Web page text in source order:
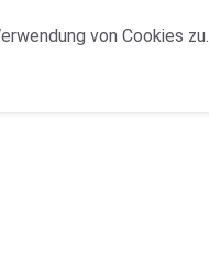
von Cookies zu.